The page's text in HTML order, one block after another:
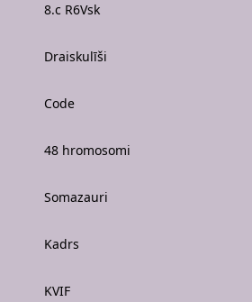
8.c R6Vsk
Draiskulīši
Code
48 hromosomi
Somazauri
Kadrs
KVIF